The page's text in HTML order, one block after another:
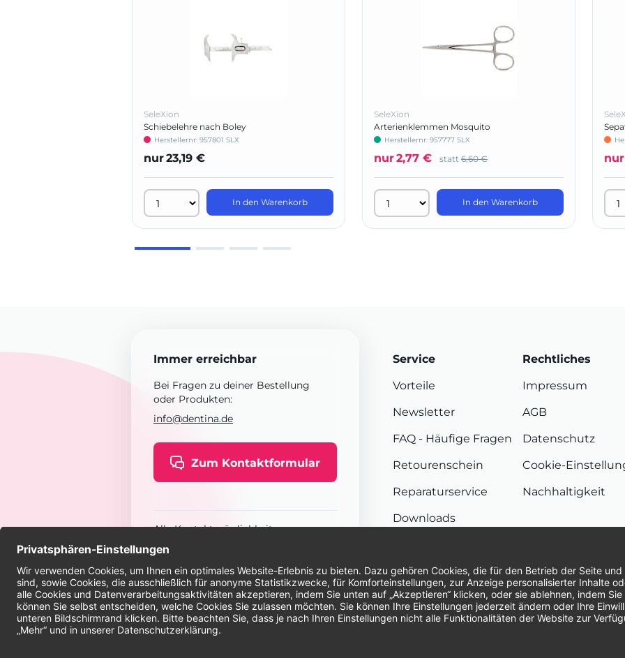
SeleXion
Schiebelehre nach Boley
Herstellernr: 957801 SLX
nur23,19 €
In den Warenkorb
SeleXion
Arterienklemmen Mosquito
Herstellernr: 957777 SLX
nur2,77 € statt 6,60 €
In den Warenkorb
nur
Immer erreichbar
Bei Fragen zu deiner Bestellung
oder Produkten:
info@dentina.de
Zum Kontaktformular
Alle Kontaktmöglichkeiten
Service
Vorteile
Newsletter
FAQ - Häufige Fragen
Retourenschein
Reparaturservice
Downloads
Rechtliches
Impressum
AGB
Datenschutz
Cookie-
Nachhaltigkeit